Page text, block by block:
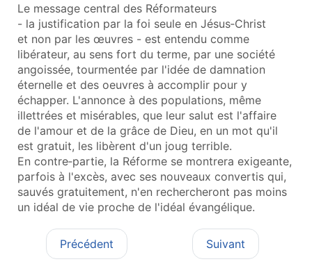
Le message central des Réformateurs
- la justification par la foi seule en Jésus‑Christ
et non par les œuvres - est entendu comme
libérateur, au sens fort du terme, par une société
angoissée, tourmentée par l'idée de damnation
éternelle et des oeuvres à accomplir pour y
échapper. L'annonce à des populations, même
illettrées et misérables, que leur salut est l'affaire
de l'amour et de la grâce de Dieu, en un mot qu'il
est gratuit, les libèrent d'un joug terrible.
En contre‑partie, la Réforme se montrera exigeante,
parfois à l'excès, avec ses nouveaux convertis qui,
sauvés gratuitement, n'en rechercheront pas moins
un idéal de vie proche de l'idéal évangélique.
Précédent Suivant